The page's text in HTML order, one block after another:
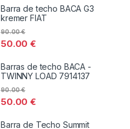
Barra de techo BACA G3
kremer FIAT
50.00€
90.00€
Barras de techo BACA -
TWINNY LOAD 7914137
50.00€
90.00€
Barra de Techo Summit